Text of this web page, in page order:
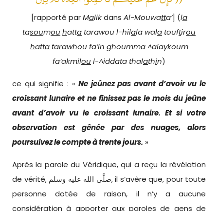
[rapporté parMalikdans Al-Mouwatta’] (la
tasoumou hatta tarawou l-hilala wala touftirou
hattatarawhou fa’in ghoumma ^alaykoum
fa’akmilou l-^iddata thalathin)
ce qui signifie : «Ne jeûnez pas avant d’avoir vu le
croissant lunaire et ne finissez pas le mois du jeûne
avant d’avoir vu le croissant lunaire. Et si votre
observation est gênée par des nuages, alors
poursuivez le compte à trente jours. »
Après la parole du Véridique, qui a reçu la révélation
de vérité, صلَّى الله عليه وسلم, il s’avère que, pour toute
personne dotée de raison, il n’y a aucune
considération à apporter aux paroles de gens de